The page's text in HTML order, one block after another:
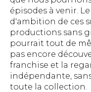
épisodes à venir.
d'ambition de ces
productions sans
pourrait tout de
pas encore
franchise et la
indépendante,
toute la collection.